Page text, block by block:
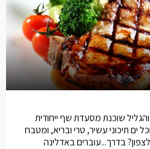
שוכנת מסעדת שף ייחודית
ים תיכוני עשיר, טרי ובריא, ומטבח